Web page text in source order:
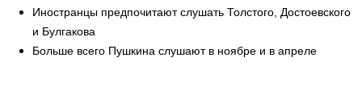
Иностранцы предпочитают слушать Толстого, Достоевского
и Булгакова
Больше всего Пушкина слушают в ноябре и в апреле